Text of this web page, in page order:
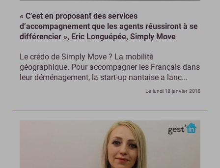
« C’est en proposant des services
d’accompagnement que les agents réussiront à se
différencier », Eric Longuépée, Simply Move
Le crédo de Simply Move ? La mobilité
géographique. Pour accompagner les Français dans
leur déménagement, la start-up nantaise a lanc...
Le lundi 18 janvier 2016